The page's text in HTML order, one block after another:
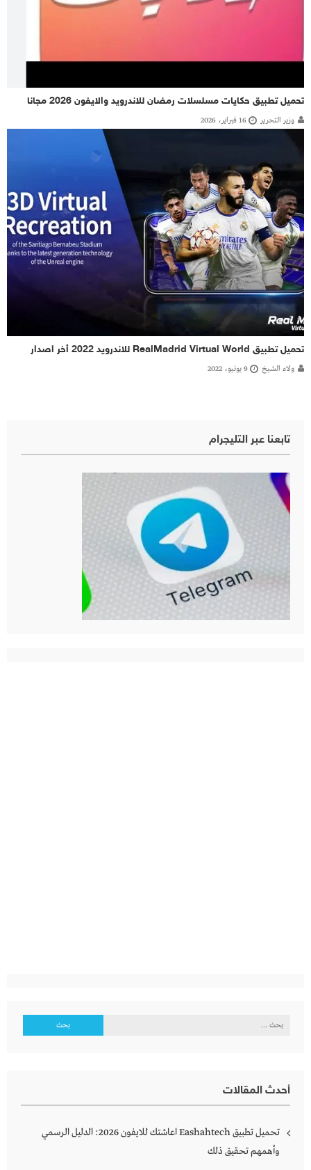
تحميل تطبيق حكايات مسلسلات رمضان للاندرويد والايفون 2026 مجانا
وزير التحرير 16 فبراير، 2026
تحميل تطبيق RealMadrid Virtual World للاندرويد 2022 أخر اصدار
ولاء الشيخ 9 يونيو، 2022
تابعنا عبر التليجرام
البحث
أحدث المقالات
تحميل تطبيق Eashahtech اعاشتك للايفون 2026: الدليل الرسمي
وأهمهم تحقيق ذلك